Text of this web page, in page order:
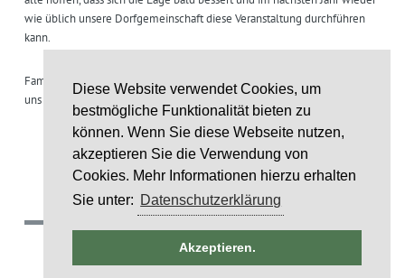
Diese Website verwendet Cookies, um
bestmögliche Funktionalität bieten zu
können. Wenn Sie diese Webseite nutzen,
akzeptieren Sie die Verwendung von
Cookies. Mehr Informationen hierzu erhalten
Sie unter: Datenschutzerklärung
Akzeptieren.
wie üblich unsere Dorfgemeinschaft diese Veranstaltung durchführen
kann.
Familie Gnutzmann und alle Anhänger des Adventskalenders wünschen
uns eine schöne Weihnachtszeit in der Familie und bleiben Sie gesund!
Umsetzung: IDE Stampe GmbH